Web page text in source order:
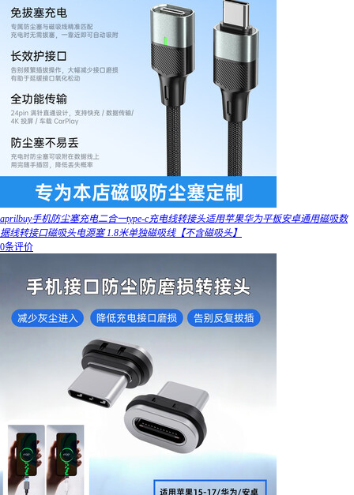
aprilbuy手机防尘塞充电二合一type-c充电线转接头适用苹果华为平板安卓通用磁吸数
据线转接口磁吸头电源塞 1.8米单独磁吸线【不含磁吸头】
0条评价